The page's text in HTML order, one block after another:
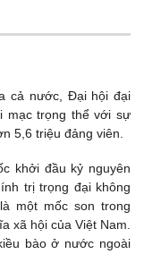
cả nước, Đại hội đại
mạc trọng thể với sự
5,6 triệu đảng viên.
khởi đầu kỷ nguyên
trị trọng đại không
một mốc son trong
xã hội của Việt Nam.
bào ở nước ngoài